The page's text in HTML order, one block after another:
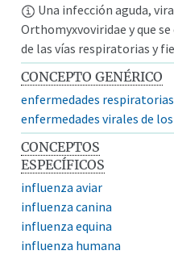
Una infección aguda,
Orthomyxvoviridae y que
de las vías respiratorias y
CONCEPTO GENÉRICO
enfermedades respiratorias
enfermedades virales de
CONCEPTOS
ESPECÍFICOS
influenza aviar
influenza canina
influenza equina
influenza humana